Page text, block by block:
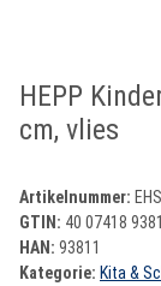
HEPP
cm, vlies
Artikelnummer:
GTIN: 40 07418
HAN: 93811
Kategorie: Kita &